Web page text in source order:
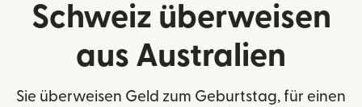
Schweiz überweisen
aus Australien
Sie überweisen Geld zum Geburtstag, für einen